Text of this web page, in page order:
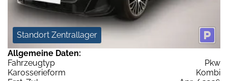
Standort Zentrallager
Allgemeine Daten:
Fahrzeugtyp
Pkw
Karosserieform
Kombi